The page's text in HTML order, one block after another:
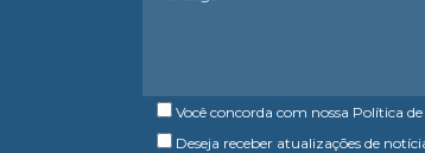
Você concorda com nossa Política
Deseja receber atualizações de